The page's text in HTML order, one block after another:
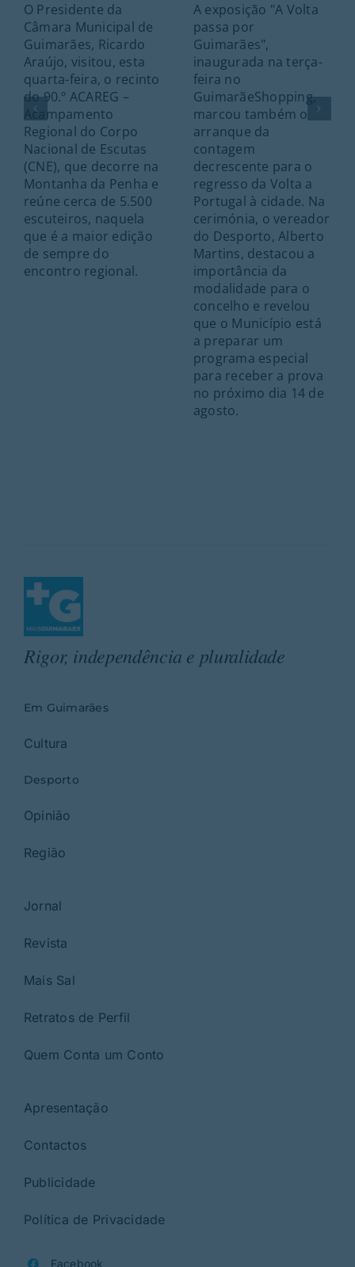
O Presidente da
Câmara Municipal de
Guimarães, Ricardo
Araújo, visitou, esta
quarta-feira, o recinto
do 90.º ACAREG –
Acampamento
Regional do Corpo
Nacional de Escutas
(CNE), que decorre na
Montanha da Penha e
reúne cerca de 5.500
escuteiros, naquela
que é a maior edição
de sempre do
encontro regional.
A exposição "A Volta
passa por
Guimarães",
inaugurada na terça-
feira no
GuimarãeShopping,
marcou também o
arranque da
contagem
decrescente para o
regresso da Volta a
Portugal à cidade. Na
cerimónia, o vereador
do Desporto, Alberto
Martins, destacou a
importância da
modalidade para o
concelho e revelou
que o Município está
a preparar um
programa especial
para receber a prova
no próximo dia 14 de
agosto.
Rigor, independência e pluralidade
Em Guimarães
Cultura
Desporto
Opinião
Região
Jornal
Revista
Mais Sal
Retratos de Perfil
Quem Conta um Conto
Apresentação
Contactos
Publicidade
Política de Privacidade
Facebook